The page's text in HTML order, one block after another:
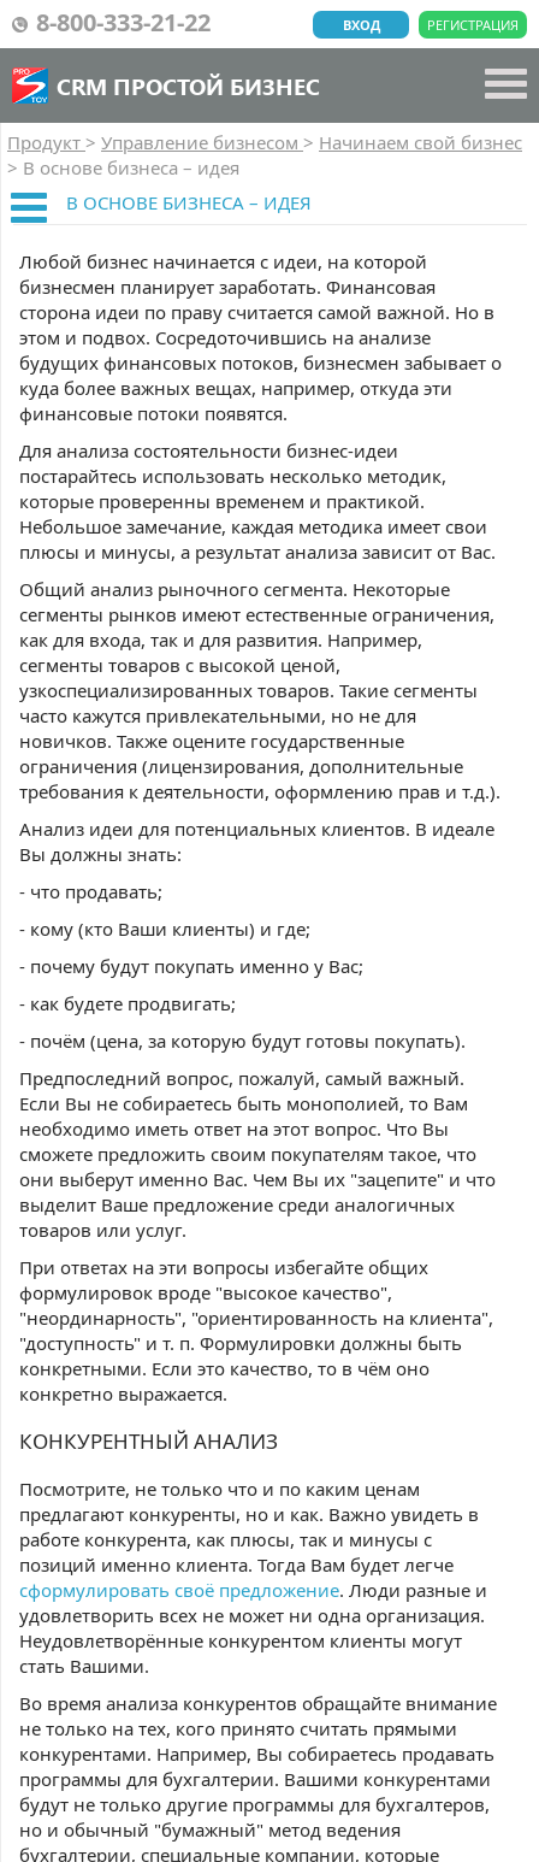
8-800-333-21-22 РЕГИСТРАЦИЯ
ВХОД
CRM ПРОСТОЙ БИЗНЕС
Продукт > Управление бизнесом > Начинаем свой бизнес
> В основе бизнеса – идея
В ОСНОВЕ БИЗНЕСА – ИДЕЯ
Любой бизнес начинается с идеи, на которой
бизнесмен планирует заработать. Финансовая
сторона идеи по праву считается самой важной. Но в
этом и подвох. Сосредоточившись на анализе
будущих финансовых потоков, бизнесмен забывает о
куда более важных вещах, например, откуда эти
финансовые потоки появятся.
Для анализа состоятельности бизнес-идеи
постарайтесь использовать несколько методик,
которые проверенны временем и практикой.
Небольшое замечание, каждая методика имеет свои
плюсы и минусы, а результат анализа зависит от Вас.
Общий анализ рыночного сегмента. Некоторые
сегменты рынков имеют естественные ограничения,
как для входа, так и для развития. Например,
сегменты товаров с высокой ценой,
узкоспециализированных товаров. Такие сегменты
часто кажутся привлекательными, но не для
новичков. Также оцените государственные
ограничения (лицензирования, дополнительные
требования к деятельности, оформлению прав и т.д.).
Анализ идеи для потенциальных клиентов. В идеале
Вы должны знать:
- что продавать;
- кому (кто Ваши клиенты) и где;
- почему будут покупать именно у Вас;
- как будете продвигать;
- почём (цена, за которую будут готовы покупать).
Предпоследний вопрос, пожалуй, самый важный.
Если Вы не собираетесь быть монополией, то Вам
необходимо иметь ответ на этот вопрос. Что Вы
сможете предложить своим покупателям такое, что
они выберут именно Вас. Чем Вы их "зацепите" и что
выделит Ваше предложение среди аналогичных
товаров или услуг.
При ответах на эти вопросы избегайте общих
формулировок вроде "высокое качество",
"неординарность", "ориентированность на клиента",
"доступность" и т. п. Формулировки должны быть
конкретными. Если это качество, то в чём оно
конкретно выражается.
КОНКУРЕНТНЫЙ АНАЛИЗ
Посмотрите, не только что и по каким ценам
предлагают конкуренты, но и как. Важно увидеть в
работе конкурента, как плюсы, так и минусы с
позиций именно клиента. Тогда Вам будет легче
сформулировать своё предложение. Люди разные и
удовлетворить всех не может ни одна организация.
Неудовлетворённые конкурентом клиенты могут
стать Вашими.
Во время анализа конкурентов обращайте внимание
не только на тех, кого принято считать прямыми
конкурентами. Например, Вы собираетесь продавать
программы для бухгалтерии. Вашими конкурентами
будут не только другие программы для бухгалтеров,
но и обычный "бумажный" метод ведения
бухгалтерии, специальные компании, которые